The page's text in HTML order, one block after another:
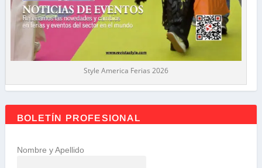
Style America Ferias 2026
BOLETÍN PROFESIONAL
Nombre y Apellido